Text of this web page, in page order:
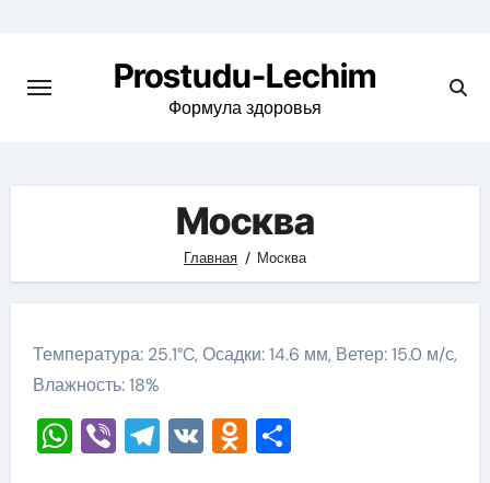
содержимому
Prostudu-Lechim
Формула здоровья
Москва
Главная Москва
Температура: 25.1°C, Осадки: 14.6 мм, Ветер: 15.0 м/с,
Влажность: 18%
WhatsApp
ViberTelegram
VKOdnoklassniki
Отправить